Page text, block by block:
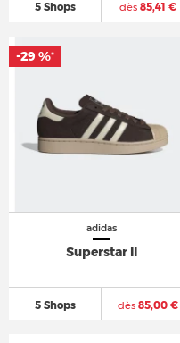
5 Shops dès 85,41 €
adidas
Superstar II
5 Shops dès 85,00 €
-29 %*